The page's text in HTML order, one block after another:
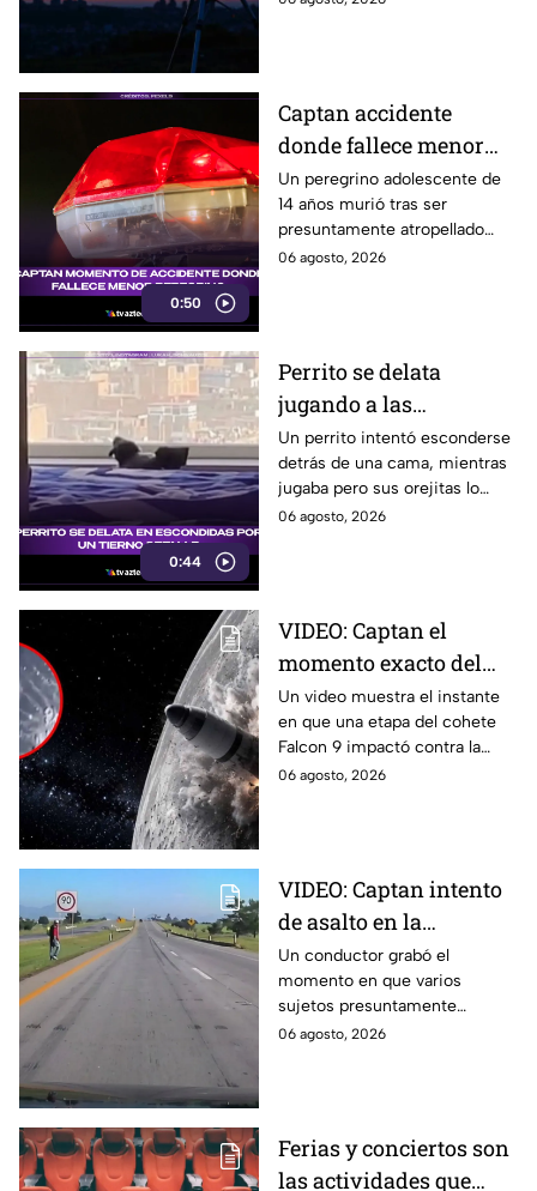
0:50
Captan accidente
donde fallece menor
peregrino en Estado de
México
Un peregrino adolescente de
14 años murió tras ser
presuntamente atropellado
mientras entrenaba en
06 agosto, 2026
0:44
Perrito se delata
jugando a las
escondidas y conquista
las redes
Un perrito intentó esconderse
detrás de una cama, mientras
jugaba pero sus orejitas lo
delataron. El tierno video
06 agosto, 2026
VIDEO: Captan el
momento exacto del
impacto de cohete
contra la Luna; así
reaccionó
Un video muestra el instante
en que una etapa del cohete
Falcon 9 impactó contra la
luna, levantando una enorme
06 agosto, 2026
VIDEO: Captan intento
de asalto en la
autopista Arco Norte;
delincuentes arrojaron
piedras y llantas
Un conductor grabó el
momento en que varios
sujetos presuntamente
intentaron cometer un asalto
06 agosto, 2026
Ferias y conciertos son
las actividades que